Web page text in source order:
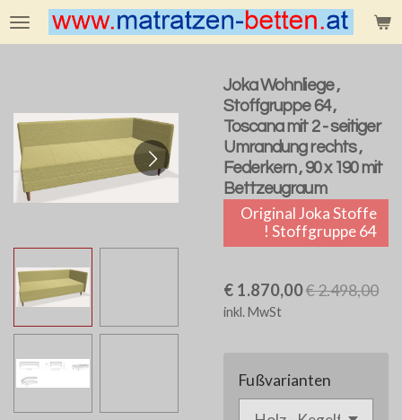
Zum
Hauptinhalt
Joka Wohnliege ,
Stoffgruppe 64 ,
Toscana mit 2 - seitiger
Umrandung rechts ,
Federkern , 90 x 190 mit
Bettzeugraum
Original Joka Stoffe
! Stoffgruppe 64
€ 1.870,00€ 2.498,00
inkl. MwSt
Fußvarianten